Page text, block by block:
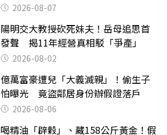
2026-08-07
陽明交大教授砍死妹夫！岳母追思首
發聲 揭11年經營真相駁「爭產」
2026-08-02
億萬富豪遭兒「大義滅親」！偷生子
怕曝光 竟盜鄰居身份辦假證落戶
2026-08-06
喝精油「辟穀」、藏158公斤黃金！假